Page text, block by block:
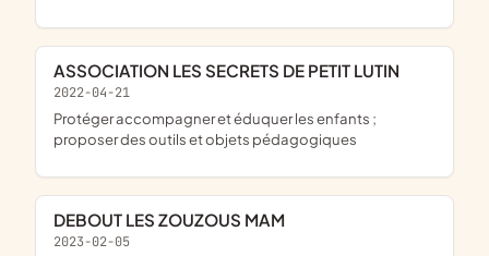
ASSOCIATION LES SECRETS DE PETIT LUTIN
2022-04-21
protéger accompagner et éduquer les enfants ;
proposer des outils et objets pédagogiques
DEBOUT LES ZOUZOUS MAM
2023-02-05